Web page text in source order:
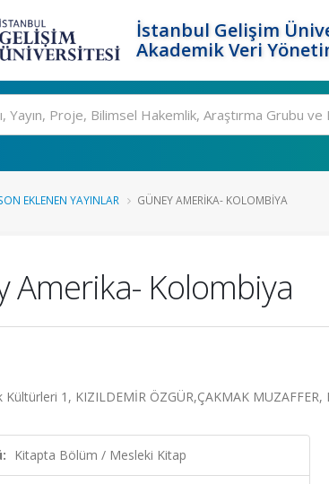
İstanbul Gelişim
Akademik Veri
EKLENEN YAYINLAR GÜNEY AMERIKA- KOLOMBIYA
Amerika- Kolombiya
1, KIZILDEMİR ÖZGÜR,ÇAKMAK
Kitapta Bölüm / Mesleki Kitap